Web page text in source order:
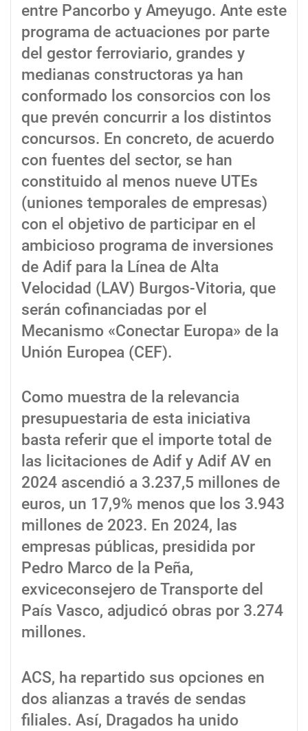
entre Pancorbo y Ameyugo. Ante este
programa de actuaciones por parte
del gestor ferroviario, grandes y
medianas constructoras ya han
conformado los consorcios con los
que prevén concurrir a los distintos
concursos. En concreto, de acuerdo
con fuentes del sector, se han
constituido al menos nueve UTEs
(uniones temporales de empresas)
con el objetivo de participar en el
ambicioso programa de inversiones
de Adif para la Línea de Alta
Velocidad (LAV) Burgos-Vitoria, que
serán cofinanciadas por el
Mecanismo «Conectar Europa» de la
Unión Europea (CEF).
Como muestra de la relevancia
presupuestaria de esta iniciativa
basta referir que el importe total de
las licitaciones de Adif y Adif AV en
2024 ascendió a 3.237,5 millones de
euros, un 17,9% menos que los 3.943
millones de 2023. En 2024, las
empresas públicas, presidida por
Pedro Marco de la Peña,
exviceconsejero de Transporte del
País Vasco, adjudicó obras por 3.274
millones.
ACS, ha repartido sus opciones en
dos alianzas a través de sendas
filiales. Así, Dragados ha unido